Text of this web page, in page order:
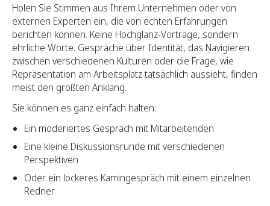
Holen Sie Stimmen aus Ihrem Unternehmen oder von
externen Experten ein, die von echten Erfahrungen
berichten können. Keine Hochglanz-Vorträge, sondern
ehrliche Worte. Gespräche über Identität, das Navigieren
zwischen verschiedenen Kulturen oder die Frage, wie
Repräsentation am Arbeitsplatz tatsächlich aussieht, finden
meist den größten Anklang.
Sie können es ganz einfach halten:
Ein moderiertes Gespräch mit Mitarbeitenden
Eine kleine Diskussionsrunde mit verschiedenen
Perspektiven
Oder ein lockeres Kamingespräch mit einem einzelnen
Redner